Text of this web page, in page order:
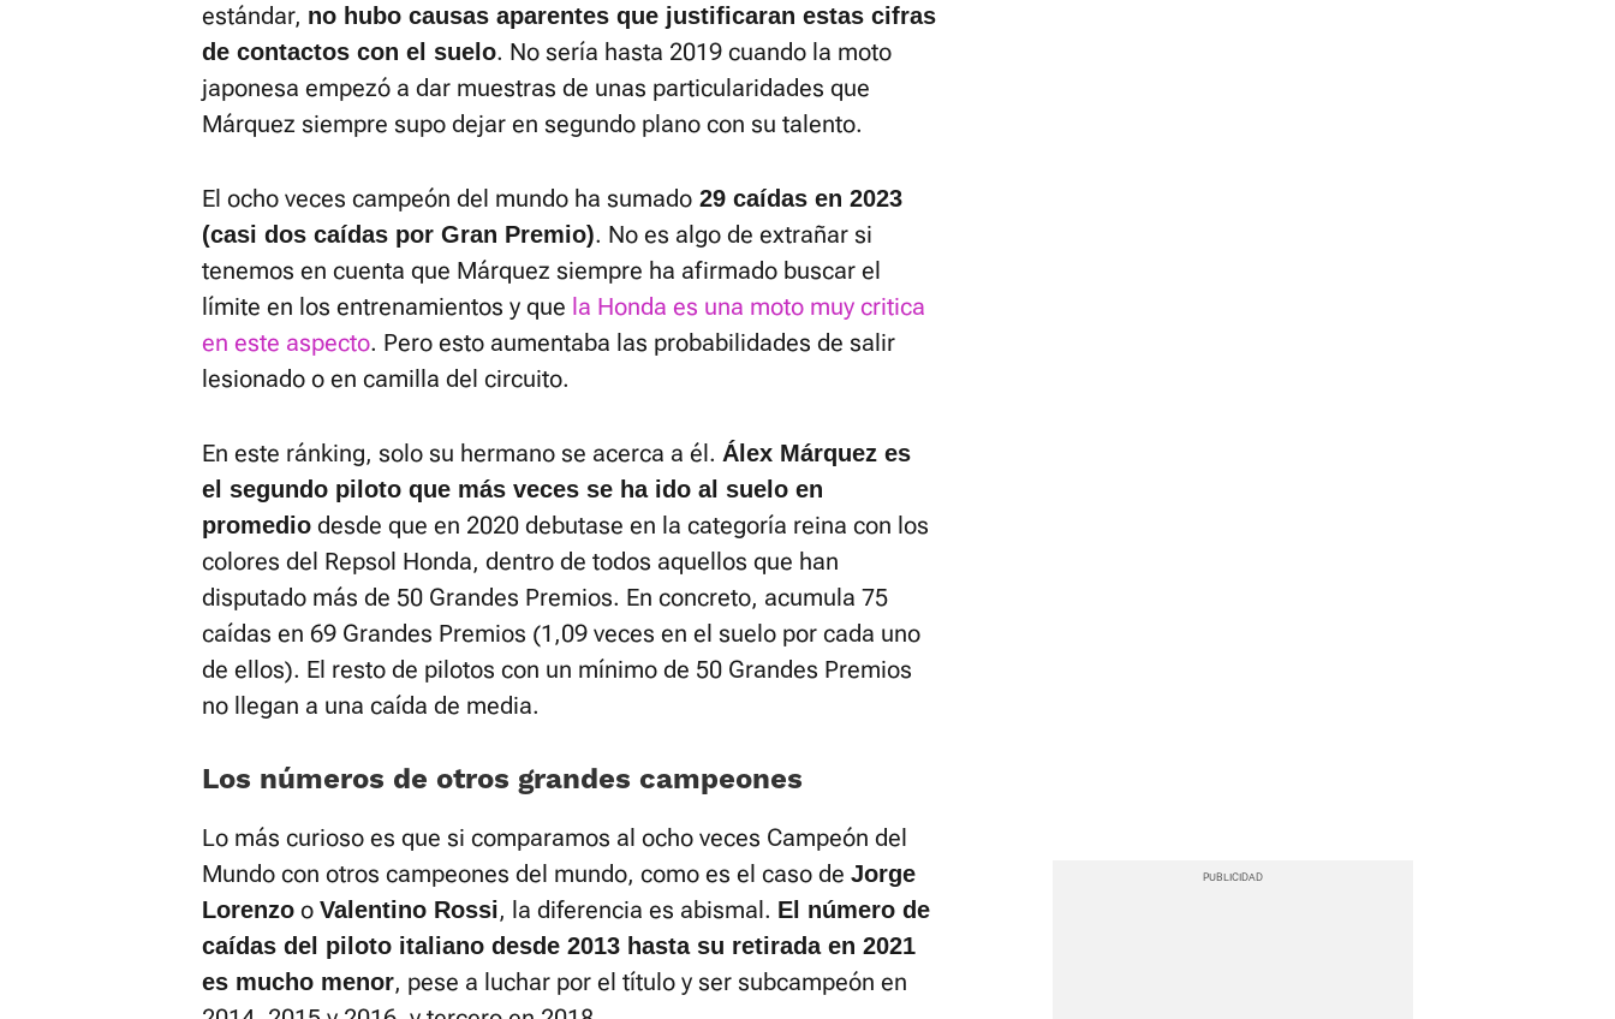
estándar, no hubo causas aparentes que justificaran estas cifras
de contactos con el suelo. No sería hasta 2019 cuando la moto
japonesa empezó a dar muestras de unas particularidades que
Márquez siempre supo dejar en segundo plano con su talento.
El ocho veces campeón del mundo ha sumado 29 caídas en 2023
(casi dos caídas por Gran Premio). No es algo de extrañar si
tenemos en cuenta que Márquez siempre ha afirmado buscar el
límite en los entrenamientos y que la Honda es una moto muy critica
en este aspecto. Pero esto aumentaba las probabilidades de salir
lesionado o en camilla del circuito.
En este ránking, solo su hermano se acerca a él. Álex Márquez es
el segundo piloto que más veces se ha ido al suelo en
promedio desde que en 2020 debutase en la categoría reina con los
colores del Repsol Honda, dentro de todos aquellos que han
disputado más de 50 Grandes Premios. En concreto, acumula 75
caídas en 69 Grandes Premios (1,09 veces en el suelo por cada uno
de ellos). El resto de pilotos con un mínimo de 50 Grandes Premios
no llegan a una caída de media.
Los números de otros grandes campeones
Lo más curioso es que si comparamos al ocho veces Campeón del
Mundo con otros campeones del mundo, como es el caso de Jorge
Lorenzo o Valentino Rossi, la diferencia es abismal. El número de
caídas del piloto italiano desde 2013 hasta su retirada en 2021
es mucho menor, pese a luchar por el título y ser subcampeón en